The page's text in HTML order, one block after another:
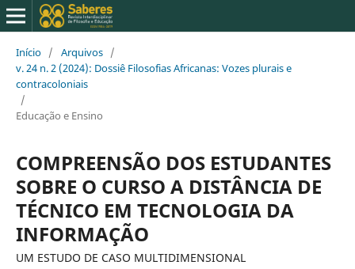
Início / Arquivos /
v. 24 n. 2 (2024): Dossiê Filosofias Africanas: Vozes plurais e
contracoloniais
/
Educação e Ensino
COMPREENSÃO DOS ESTUDANTES
SOBRE O CURSO A DISTÂNCIA DE
TÉCNICO EM TECNOLOGIA DA
INFORMAÇÃO
UM ESTUDO DE CASO MULTIDIMENSIONAL